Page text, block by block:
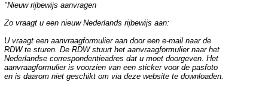
"Nieuw rijbewijs aanvragen
Zo vraagt u een nieuw Nederlands rijbewijs aan:
U vraagt een aanvraagformulier aan door een e-mail naar de
RDW te sturen. De RDW stuurt het aanvraagformulier naar het
Nederlandse correspondentieadres dat u moet doorgeven. Het
aanvraagformulier is voorzien van een sticker voor de pasfoto
en is daarom niet geschikt om via deze website te downloaden.